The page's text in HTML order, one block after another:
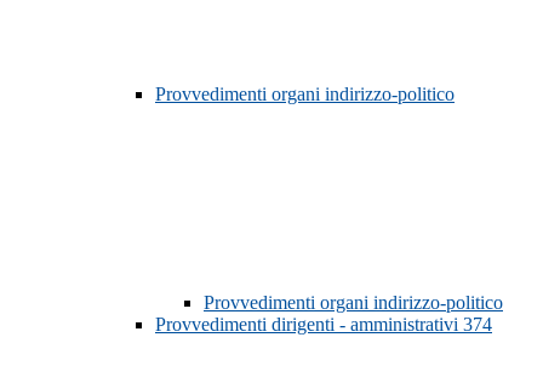
Provvedimenti organi indirizzo-politico
Provvedimenti organi indirizzo-politico
Provvedimenti dirigenti - amministrativi 374